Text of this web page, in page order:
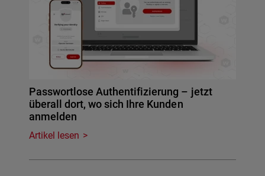
Passwortlose Authentifizierung – jetzt
überall dort, wo sich Ihre Kunden
anmelden
Artikel lesen